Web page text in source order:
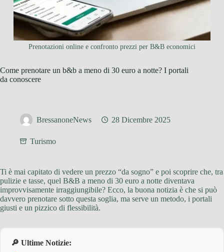
Prenotazioni online e confronto prezzi per B&B economici
Come prenotare un b&b a meno di 30 euro a notte? I portali
da conoscere
BressanoneNews 28 Dicembre 2025
Turismo
Ti è mai capitato di vedere un prezzo “da sogno” e poi scoprire che, tra
pulizie e tasse, quel B&B a meno di 30 euro a notte diventava
improvvisamente irraggiungibile? Ecco, la buona notizia è che si può
davvero prenotare sotto questa soglia, ma serve un metodo, i portali
giusti e un pizzico di flessibilità.
🔎 Ultime Notizie: